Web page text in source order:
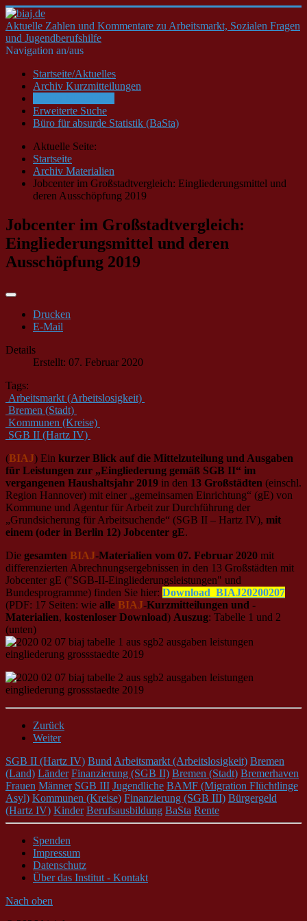
Aktuelle Zahlen und Kommentare zu Arbeitsmarkt, Sozialen Fragen
und Jugendberufshilfe
Navigation an/aus
Startseite/Aktuelles
Archiv Kurzmitteilungen
Erweiterte Suche
Büro für absurde Statistik (BaSta)
Aktuelle Seite:
Startseite
Archiv Materialien
Jobcenter im Großstadtvergleich: Eingliederungsmittel und
deren Ausschöpfung 2019
Jobcenter im Großstadtvergleich:
Eingliederungsmittel und deren
Ausschöpfung 2019
Drucken
E-Mail
Details
Erstellt: 07. Februar 2020
Tags:
Arbeitsmarkt (Arbeitslosigkeit)
Bremen (Stadt)
Kommunen (Kreise)
SGB II (Hartz IV)
(BIAJ) Ein kurzer Blick auf die Mittelzuteilung und Ausgaben
für Leistungen zur „Eingliederung gemäß SGB II“ im
vergangenen Haushaltsjahr 2019 in den 13 Großstädten (einschl.
Region Hannover) mit einer „gemeinsamen Einrichtung“ (gE) von
Kommune und Agentur für Arbeit zur Durchführung der
„Grundsicherung für Arbeitsuchende“ (SGB II – Hartz IV), mit
einem (oder in Berlin 12) Jobcenter gE.
Die gesamten BIAJ-Materialien vom 07. Februar 2020 mit
differenzierten Abrechnungsergebnissen in den 13 Großstädten mit
Jobcenter gE ("SGB-II-Eingliederungsleistungen" und
Bundesprogramme) finden Sie hier: Download_BIAJ20200207
(PDF: 17 Seiten: wie alle BIAJ-Kurzmitteilungen und -
Materialien, kostenloser Download) Auszug: Tabelle 1 und 2
(unten)
Zurück
Weiter
SGB II (Hartz IV) Bund Arbeitsmarkt (Arbeitslosigkeit) Bremen
(Land) Länder Finanzierung (SGB II) Bremen (Stadt) Bremerhaven
Frauen Männer SGB III Jugendliche BAMF (Migration Flüchtlinge
Asyl) Kommunen (Kreise) Finanzierung (SGB III) Bürgergeld
(Hartz IV) Kinder Berufsausbildung BaSta Rente
Spenden
Impressum
Datenschutz
Über das Institut - Kontakt
Nach oben